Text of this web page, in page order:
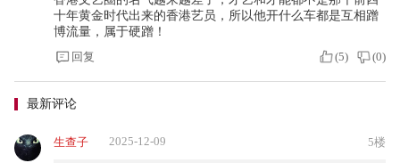
十年黄金时代出来的香港艺员，所以他开什么车都是互相蹭
博流量，属于硬蹭！
回复
(5) (0)
最新评论
生查子 2025-12-09 5楼